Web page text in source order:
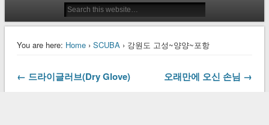
You are here: Home› SCUBA› 강원도 고성~양양~포항
← 드라이글러브(Dry Glove) 오래만에 오신 손님 →